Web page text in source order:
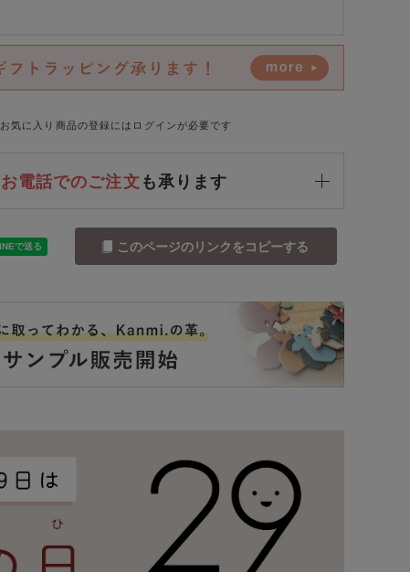
お気に入り商品の登録にはログインが必要です
お電話でのご注文も承ります
このページのリンクをコピーする